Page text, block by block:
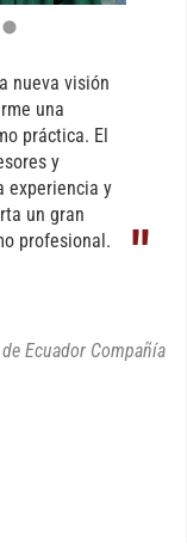
nueva visión
una
práctica. El
y
experiencia y
un gran
profesional.
Ecuador Compañía